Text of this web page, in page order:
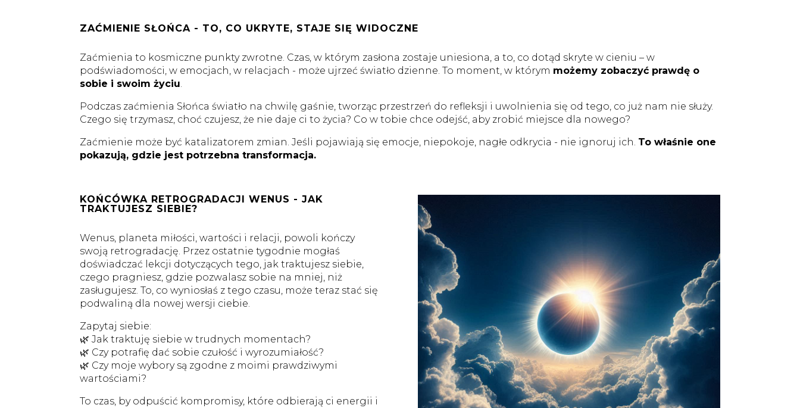
ZAĆMIENIE SŁOŃCA - TO, CO UKRYTE, STAJE SIĘ WIDOCZNE
Zaćmienia to kosmiczne punkty zwrotne. Czas, w którym zasłona zostaje uniesiona, a to, co dotąd skryte w cieniu – w
podświadomości, w emocjach, w relacjach - może ujrzeć światło dzienne. To moment, w którym możemy zobaczyć prawdę o
sobie i swoim życiu.
Podczas zaćmienia Słońca światło na chwilę gaśnie, tworząc przestrzeń do refleksji i uwolnienia się od tego, co już nam nie służy.
Czego się trzymasz, choć czujesz, że nie daje ci to życia? Co w tobie chce odejść, aby zrobić miejsce dla nowego?
Zaćmienie może być katalizatorem zmian. Jeśli pojawiają się emocje, niepokoje, nagłe odkrycia - nie ignoruj ich. To właśnie one
pokazują, gdzie jest potrzebna transformacja.
KOŃCÓWKA RETROGRADACJI WENUS - JAK
TRAKTUJESZ SIEBIE?
Wenus, planeta miłości, wartości i relacji, powoli kończy
swoją retrogradację. Przez ostatnie tygodnie mogłaś
doświadczać lekcji dotyczących tego, jak traktujesz siebie,
czego pragniesz, gdzie pozwalasz sobie na mniej, niż
zasługujesz. To, co wyniosłaś z tego czasu, może teraz stać się
podwaliną dla nowej wersji ciebie.
Zapytaj siebie:
🌿 Jak traktuję siebie w trudnych momentach?
🌿 Czy potrafię dać sobie czułość i wyrozumiałość?
🌿 Czy moje wybory są zgodne z moimi prawdziwymi
wartościami?
To czas, by odpuścić kompromisy, które odbierają ci energii i